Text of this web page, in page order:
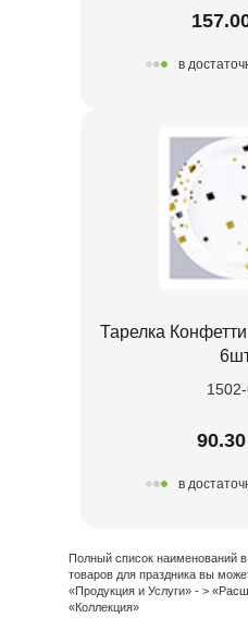
в
Тарелка
в
Полный список наименований
товаров для праздника вы
«Продукция и Услуги» - >
«Коллекция»